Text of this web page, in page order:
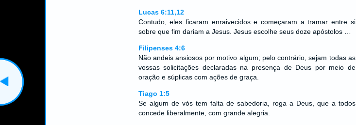
Lucas 6:11,12
Contudo, eles ficaram enraivecidos e começaram a tramar entre si
sobre que fim dariam a Jesus. Jesus escolhe seus doze apóstolos …
Filipenses 4:6
Não andeis ansiosos por motivo algum; pelo contrário, sejam todas as
vossas solicitações declaradas na presença de Deus por meio de
oração e súplicas com ações de graça.
Tiago 1:5
Se algum de vós tem falta de sabedoria, roga a Deus, que a todos
concede liberalmente, com grande alegria.